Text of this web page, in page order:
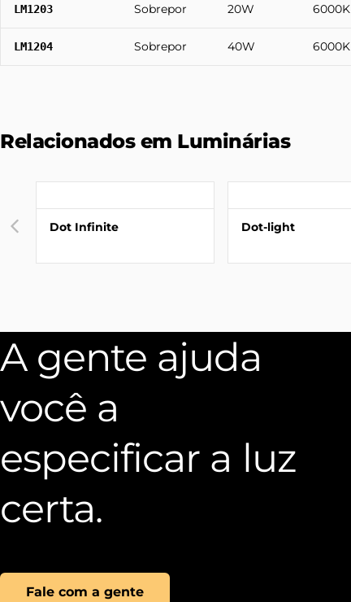
LM1203 Sobrepor 20W 6000K
LM1204 Sobrepor 40W 6000K
Relacionados em Luminárias
Dot Infinite Dot-light
A gente ajuda
você a
especificar a luz
certa.
Fale com a gente